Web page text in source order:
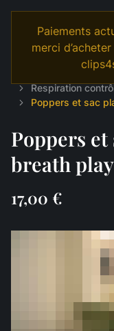
Paiements
merci
Respiration
Poppers et sac
Poppers
breath play
17,00 €